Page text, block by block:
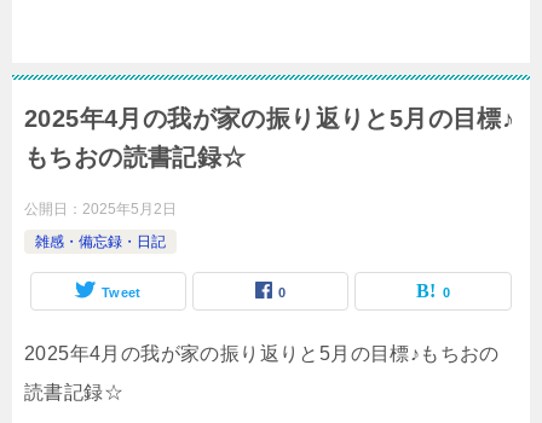
2025年4月の我が家の振り返りと5月の目標♪
もちおの読書記録☆
公開日： 2025年5月2日
雑感・備忘録・日記
Tweet 0 0
2025年4月の我が家の振り返りと5月の目標♪もちおの
読書記録☆